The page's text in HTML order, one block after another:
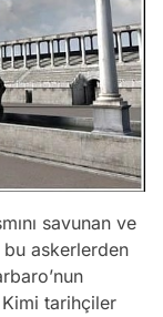
savunan ve
askerlerden
Kimi tarihçiler